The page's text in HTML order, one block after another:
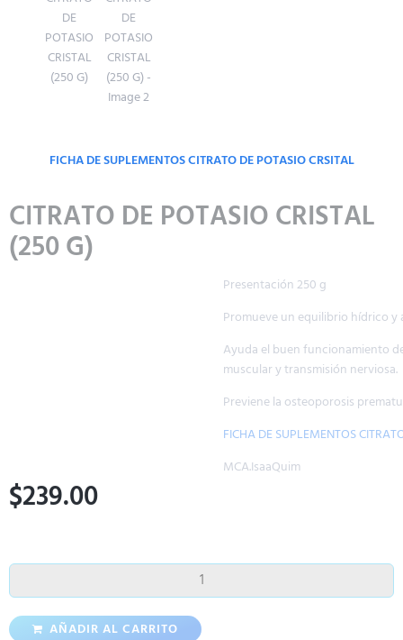
FICHA DE SUPLEMENTOS CITRATO DE POTASIO CRSITAL
CITRATO DE POTASIO CRISTAL
(250 G)
Promueve un equilibrio hídrico y arterial.
Ayuda el buen funcionamiento del riñón, corazón, contracción
FICHA DE SUPLEMENTOS CITRATO DE POTASIO CRSITAL
AÑADIR AL CARRITO